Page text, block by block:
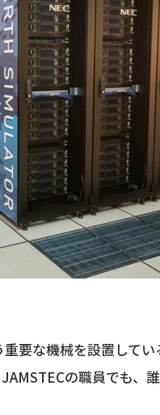
要な機械を設置して
の職員でも、